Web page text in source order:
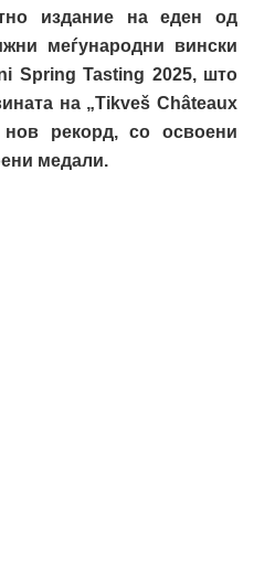
издание на еден од
меѓународни вински
Spring Tasting 2025, што
на „Tikveš Châteaux
нов рекорд, со освоени
медали.